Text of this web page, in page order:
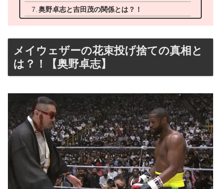
奥野卓志と吉田茂の関係とは？！
メイウェザーの花束投げ捨ての真相と
は？！【奥野卓志】